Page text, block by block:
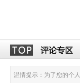
温情提示：为了您的个